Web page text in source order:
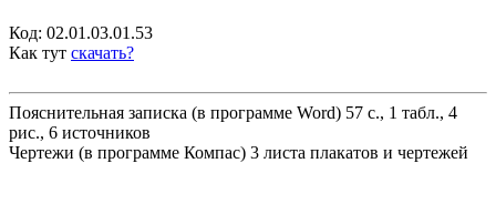
Код: 02.01.03.01.53
Как тут скачать?
Пояснительная записка (в программе Word) 57 с., 1 табл., 4
рис., 6 источников
Чертежи (в программе Компас) 3 листа плакатов и чертежей